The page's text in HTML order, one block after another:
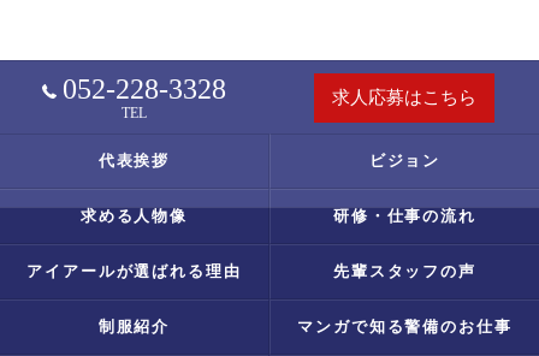
052-228-3328
TEL
求人応募はこちら
代表挨拶 ビジョン
求める人物像 研修・仕事の流れ
アイアールが選ばれる理由 先輩スタッフの声
制服紹介 マンガで知る警備のお仕事